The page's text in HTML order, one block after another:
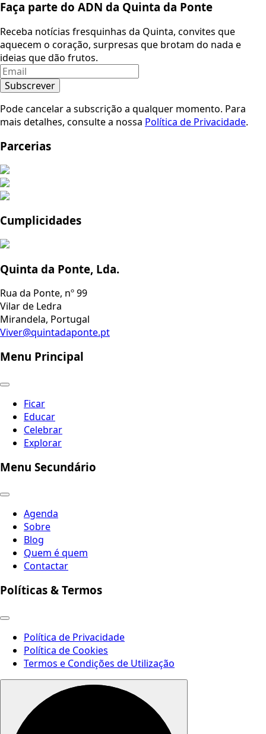
Faça parte do ADN da Quinta da Ponte
Receba notícias fresquinhas da Quinta, convites que
aquecem o coração, surpresas que brotam do nada e
ideias que dão frutos.
Subscrever
Pode cancelar a subscrição a qualquer momento. Para
mais detalhes, consulte a nossa Política de Privacidade.
Parcerias
Cumplicidades
Quinta da Ponte, Lda.
Rua da Ponte, nº 99
Vilar de Ledra
Mirandela, Portugal
Viver@quintadaponte.pt
Menu Principal
Ficar
Educar
Celebrar
Explorar
Menu Secundário
Agenda
Sobre
Blog
Quem é quem
Contactar
Políticas & Termos
Política de Privacidade
Política de Cookies
Termos e Condições de Utilização